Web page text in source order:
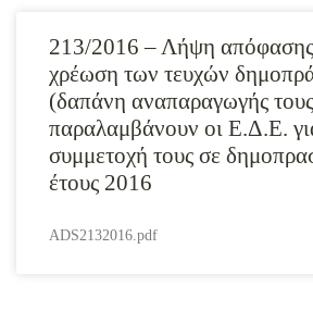
213/2016 – Λήψη απόφασης
χρέωση των τευχών
(δαπάνη αναπαραγωγής
παραλαμβάνουν οι Ε.Δ.Ε.
συμμετοχή τους σε
έτους 2016
ADS2132016.pdf